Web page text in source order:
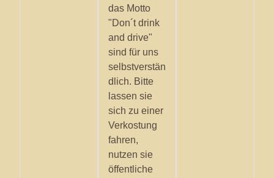
das Motto
"Don´t drink
and drive"
sind für uns
selbstverstän
dlich. Bitte
lassen sie
sich zu einer
Verkostung
fahren,
nutzen sie
öffentliche